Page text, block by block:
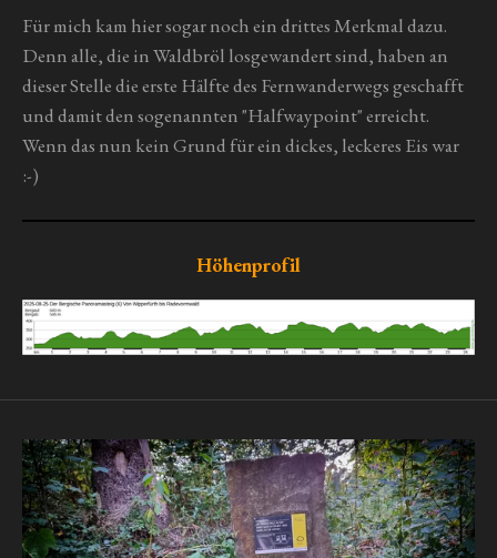
Für mich kam hier sogar noch ein drittes Merkmal dazu.
Denn alle, die in Waldbröl losgewandert sind, haben an
dieser Stelle die erste Hälfte des Fernwanderwegs geschafft
und damit den sogenannten "Halfwaypoint" erreicht.
Wenn das nun kein Grund für ein dickes, leckeres Eis war
:-)
Höhenprofil